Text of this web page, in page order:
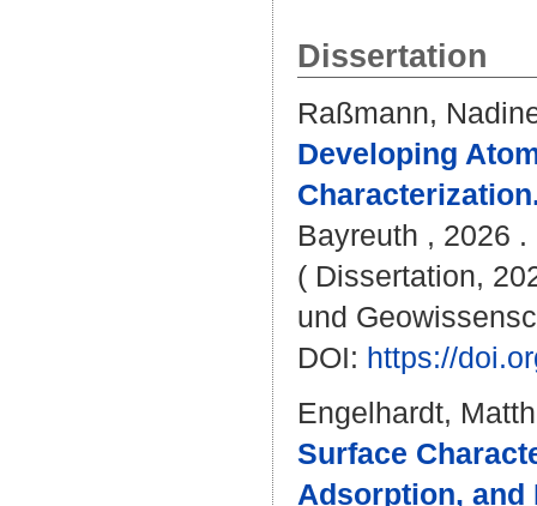
Dissertation
Raßmann,
Developing
Bayreuth , 2026
( Dissertation,
und
DOI: https://
Engelhardt,
Surface
Adsorption,